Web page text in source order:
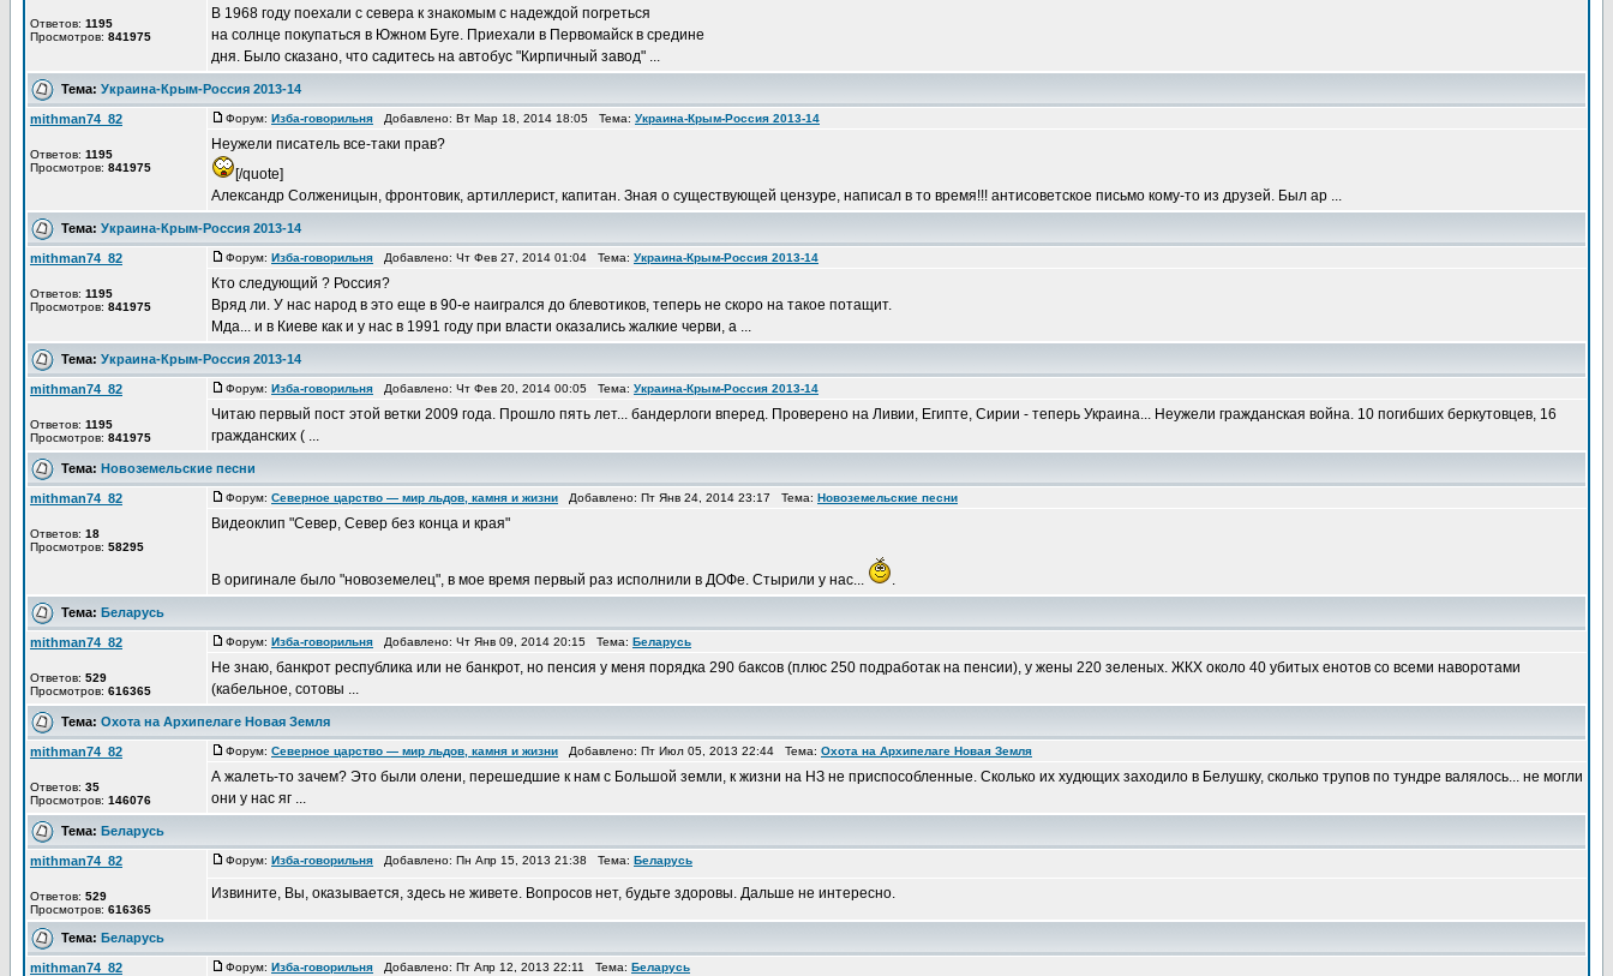
Ответов: 1195
Просмотров: 841975
В 1968 году поехали с севера к знакомым с надеждой погреться
на солнце покупаться в Южном Буге. Приехали в Первомайск в средине
дня. Было сказано, что садитесь на автобус "Кирпичный завод" ...
Тема: Украина-Крым-Россия 2013-14
mithman74_82
Ответов: 1195
Просмотров: 841975
Форум: Изба-говорильня Добавлено: Вт Мар 18, 2014 18:05 Тема: Украина-Крым-Россия 2013-14
Неужели писатель все-таки прав?
[/quote]
Александр Солженицын, фронтовик, артиллерист, капитан. Зная о существующей цензуре, написал в то время!!! антисоветское письмо кому-то из друзей. Был ар ...
Тема: Украина-Крым-Россия 2013-14
mithman74_82
Ответов: 1195
Просмотров: 841975
Форум: Изба-говорильня Добавлено: Чт Фев 27, 2014 01:04 Тема: Украина-Крым-Россия 2013-14
Кто следующий ? Россия?
Вряд ли. У нас народ в это еще в 90-е наигрался до блевотиков, теперь не скоро на такое потащит.
Мда... и в Киеве как и у нас в 1991 году при власти оказались жалкие черви, а ...
Тема: Украина-Крым-Россия 2013-14
mithman74_82
Ответов: 1195
Просмотров: 841975
Форум: Изба-говорильня Добавлено: Чт Фев 20, 2014 00:05 Тема: Украина-Крым-Россия 2013-14
Читаю первый пост этой ветки 2009 года. Прошло пять лет... бандерлоги вперед. Проверено на Ливии, Египте, Сирии - теперь Украина... Неужели гражданская война. 10 погибших беркутовцев, 16
гражданских ( ...
Тема: Новоземельские песни
mithman74_82
Ответов: 18
Просмотров: 58295
Форум: Северное царство — мир льдов, камня и жизни Добавлено: Пт Янв 24, 2014 23:17 Тема: Новоземельские песни
Видеоклип "Север, Север без конца и края"
В оригинале было "новоземелец", в мое время первый раз исполнили в ДОФе. Стырили у нас... .
Тема: Беларусь
mithman74_82
Ответов: 529
Просмотров: 616365
Форум: Изба-говорильня Добавлено: Чт Янв 09, 2014 20:15 Тема: Беларусь
Не знаю, банкрот республика или не банкрот, но пенсия у меня порядка 290 баксов (плюс 250 подработак на пенсии), у жены 220 зеленых. ЖКХ около 40 убитых енотов со всеми наворотами
(кабельное, сотовы ...
Тема: Охота на Архипелаге Новая Земля
mithman74_82
Ответов: 35
Просмотров: 146076
Форум: Северное царство — мир льдов, камня и жизни Добавлено: Пт Июл 05, 2013 22:44 Тема: Охота на Архипелаге Новая Земля
А жалеть-то зачем? Это были олени, перешедшие к нам с Большой земли, к жизни на НЗ не приспособленные. Сколько их худющих заходило в Белушку, сколько трупов по тундре валялось... не могли
они у нас яг ...
Тема: Беларусь
mithman74_82
Ответов: 529
Просмотров: 616365
Форум: Изба-говорильня Добавлено: Пн Апр 15, 2013 21:38 Тема: Беларусь
Извините, Вы, оказывается, здесь не живете. Вопросов нет, будьте здоровы. Дальше не интересно.
Тема: Беларусь
mithman74_82 Форум: Изба-говорильня Добавлено: Пт Апр 12, 2013 22:11 Тема: Беларусь